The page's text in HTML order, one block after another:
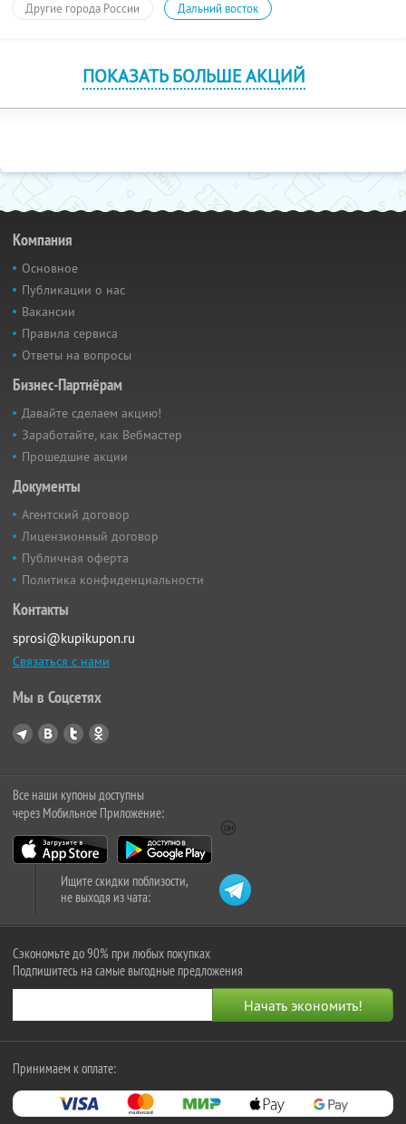
Другие города России Дальний восток
ПОКАЗАТЬ БОЛЬШЕ АКЦИЙ
Компания
Основное
Публикации о нас
Вакансии
Правила сервиса
Ответы на вопросы
Бизнес-Партнёрам
Давайте сделаем акцию!
Заработайте, как Вебмастер
Прошедшие акции
Документы
Агентский договор
Лицензионный договор
Публичная оферта
Политика конфиденциальности
Контакты
sprosi@kupikupon.ru
Связаться с нами
Мы в Соцсетях
Все наши купоны доступны
через Мобильное Приложение:
Ищите скидки поблизости,
не выходя из чата:
Сэкономьте до 90% при любых покупках
Подпишитесь на самые выгодные предложения
Принимаем к оплате: